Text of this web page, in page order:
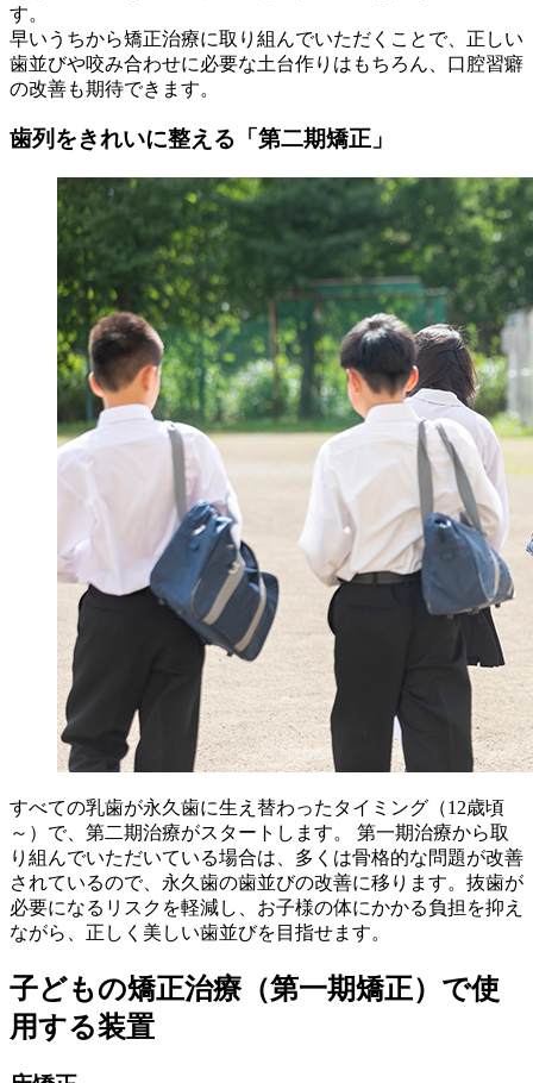
す。
早いうちから矯正治療に取り組んでいただくことで、正しい
歯並びや咬み合わせに必要な土台作りはもちろん、口腔習癖
の改善も期待できます。
歯列をきれいに整える「第二期矯正」
すべての乳歯が永久歯に生え替わったタイミング（12歳頃
～）で、第二期治療がスタートします。 第一期治療から取
り組んでいただいている場合は、多くは骨格的な問題が改善
されているので、永久歯の歯並びの改善に移ります。抜歯が
必要になるリスクを軽減し、お子様の体にかかる負担を抑え
ながら、正しく美しい歯並びを目指せます。
子どもの矯正治療（第一期矯正）で使
用する装置